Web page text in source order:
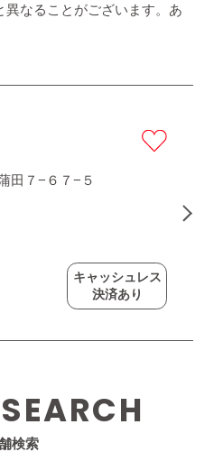
なることがございます。あ
田７−６７−５
キャッシュレス
決済あり
検索